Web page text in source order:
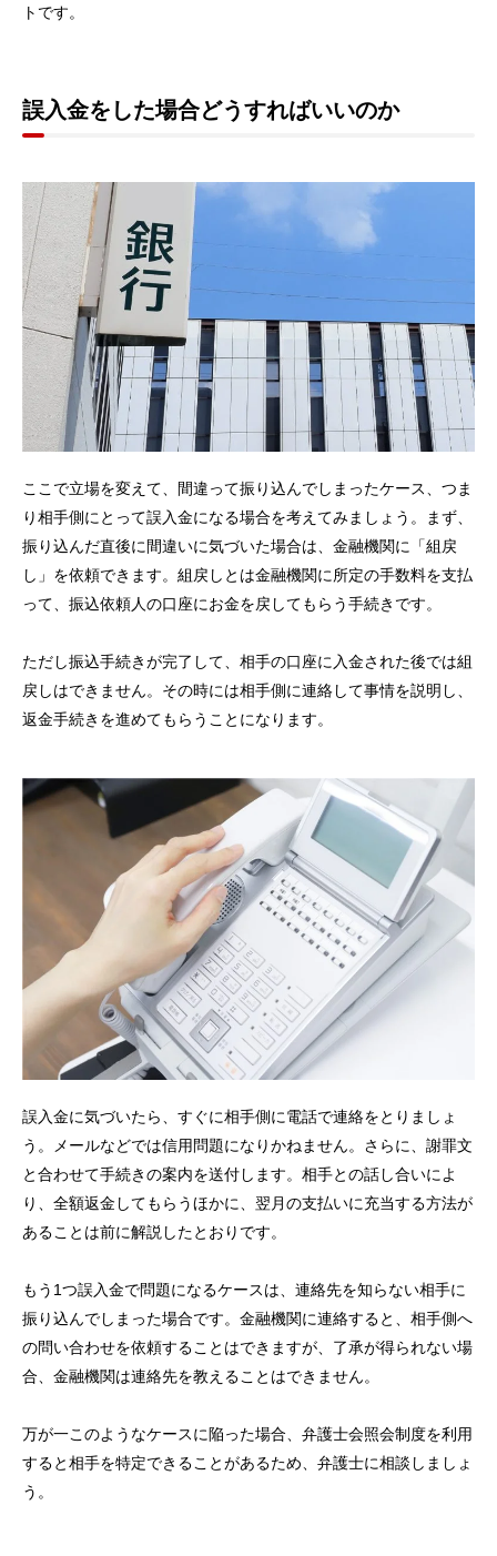
トです。
誤入金をした場合どうすればいいのか
ここで立場を変えて、間違って振り込んでしまったケース、つま
り相手側にとって誤入金になる場合を考えてみましょう。まず、
振り込んだ直後に間違いに気づいた場合は、金融機関に「組戻
し」を依頼できます。組戻しとは金融機関に所定の手数料を支払
って、振込依頼人の口座にお金を戻してもらう手続きです。
ただし振込手続きが完了して、相手の口座に入金された後では組
戻しはできません。その時には相手側に連絡して事情を説明し、
返金手続きを進めてもらうことになります。
誤入金に気づいたら、すぐに相手側に電話で連絡をとりましょ
う。メールなどでは信用問題になりかねません。さらに、謝罪文
と合わせて手続きの案内を送付します。相手との話し合いによ
り、全額返金してもらうほかに、翌月の支払いに充当する方法が
あることは前に解説したとおりです。
もう1つ誤入金で問題になるケースは、連絡先を知らない相手に
振り込んでしまった場合です。金融機関に連絡すると、相手側へ
の問い合わせを依頼することはできますが、了承が得られない場
合、金融機関は連絡先を教えることはできません。
万が一このようなケースに陥った場合、弁護士会照会制度を利用
すると相手を特定できることがあるため、弁護士に相談しましょ
う。